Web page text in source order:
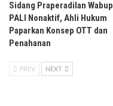
Sidang Praperadilan Wabup
PALI Nonaktif, Ahli Hukum
Paparkan Konsep OTT dan
Penahanan
PREV NEXT